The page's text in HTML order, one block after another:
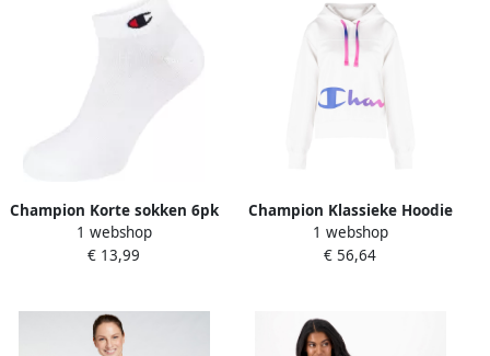
Champion Korte sokken 6pk
Quarter Socks (set 6 paar)
1 webshop
€ 13,99
Champion Klassieke Hoodie
White Dames
1 webshop
€ 56,64